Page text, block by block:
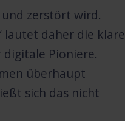
zerstört wird.
lautet daher die klare
Pioniere.
überhaupt
sich das nicht